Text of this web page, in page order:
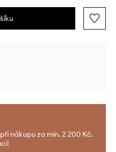
nákupu za min. 2 200 Kč.